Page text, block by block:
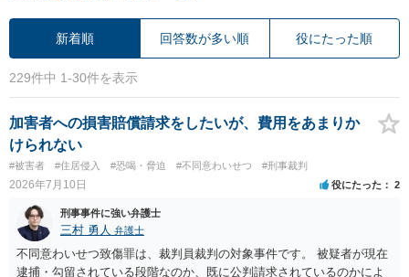
新着順 回答数が多い順 役にたった順
229件中 1-30件を表示
加害者への損害賠償請求をしたいが、費用をあまりか
けられない
#被害者 #住居侵入 #恐喝・脅迫 #不同意わいせつ #刑事裁判
2026年7月10日 役にたった 2
刑事事件に強い弁護士
三村 勇人 弁護士
不同意わいせつ致傷罪は、裁判員裁判の対象事件です。 被疑者が現在
逮捕・勾留されている段階なのか、既に公判請求されているのかによ